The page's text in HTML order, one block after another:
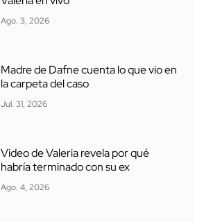
Ago. 3, 2026
Madre de Dafne cuenta lo que vio en
la carpeta del caso
Jul. 31, 2026
Video de Valeria revela por qué
habría terminado con su ex
Ago. 4, 2026